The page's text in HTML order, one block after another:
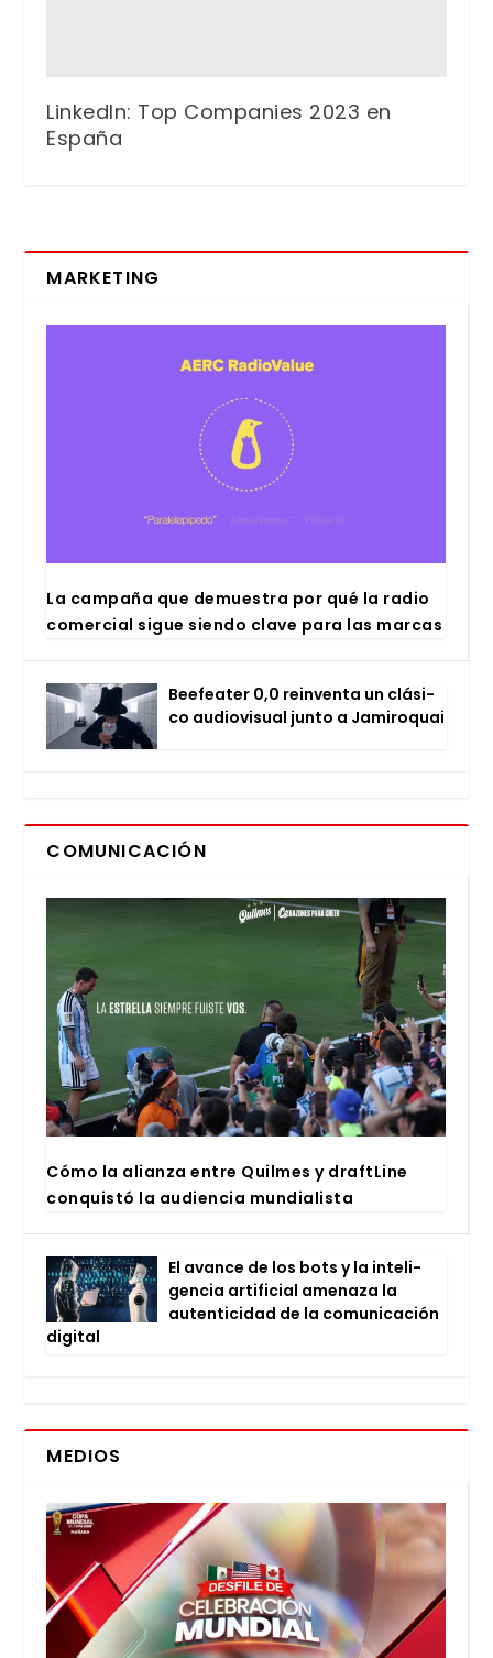
LinkedIn: Top Companies 2023 en
España
MARKETING
La cam­pa­ña que demues­tra por qué la radio
comer­cial sigue sien­do cla­ve para las mar­cas
Bee­fea­ter 0,0 rein­ven­ta un clá­si­
co audio­vi­sual jun­to a Jami­ro­quai
COMUNICACIÓN
Cómo la alian­za entre Quil­mes y draftLi­ne
con­quis­tó la audien­cia mun­dia­lis­ta
El avan­ce de los bots y la inte­li­
gen­cia arti­fi­cial ame­na­za la
auten­ti­ci­dad de la comu­ni­ca­ción
digi­tal
MEDIOS